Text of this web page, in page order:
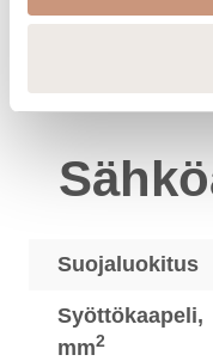
Suojaluokitus
Syöttökaapeli,
mm2